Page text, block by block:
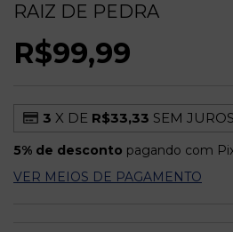
RAIZ DE PEDRA
R$99,99
3 X DE R$33,33 SEM JUROS
5% de desconto pagando com
VER MEIOS DE PAGAMENTO